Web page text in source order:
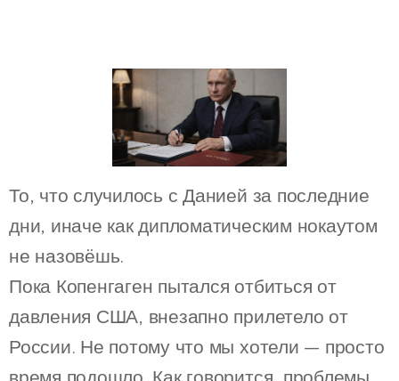
То, что случилось с Данией за последние
дни, иначе как дипломатическим нокаутом
не назовёшь.
Пока Копенгаген пытался отбиться от
давления США, внезапно прилетело от
России. Не потому что мы хотели — просто